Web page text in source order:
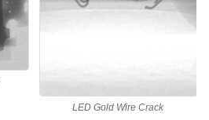
LED Gold Wire Crack